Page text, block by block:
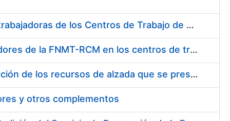
Suministro de Protectores Auditivos a medida para las personas trabajadoras de los Centros de Trabajo de Madrid y Burgos
Suministro de gafas graduadas antiproyecciones para los trabajadores de la FNMT-RCM en los centros de trabajo de Madrid y Burgos
Servicios de una empresa externa para el asesoramiento y resolución de los recursos de alzada que se presentan relacionados con procesos de selección para la FNMT-RCM
y otros complementos